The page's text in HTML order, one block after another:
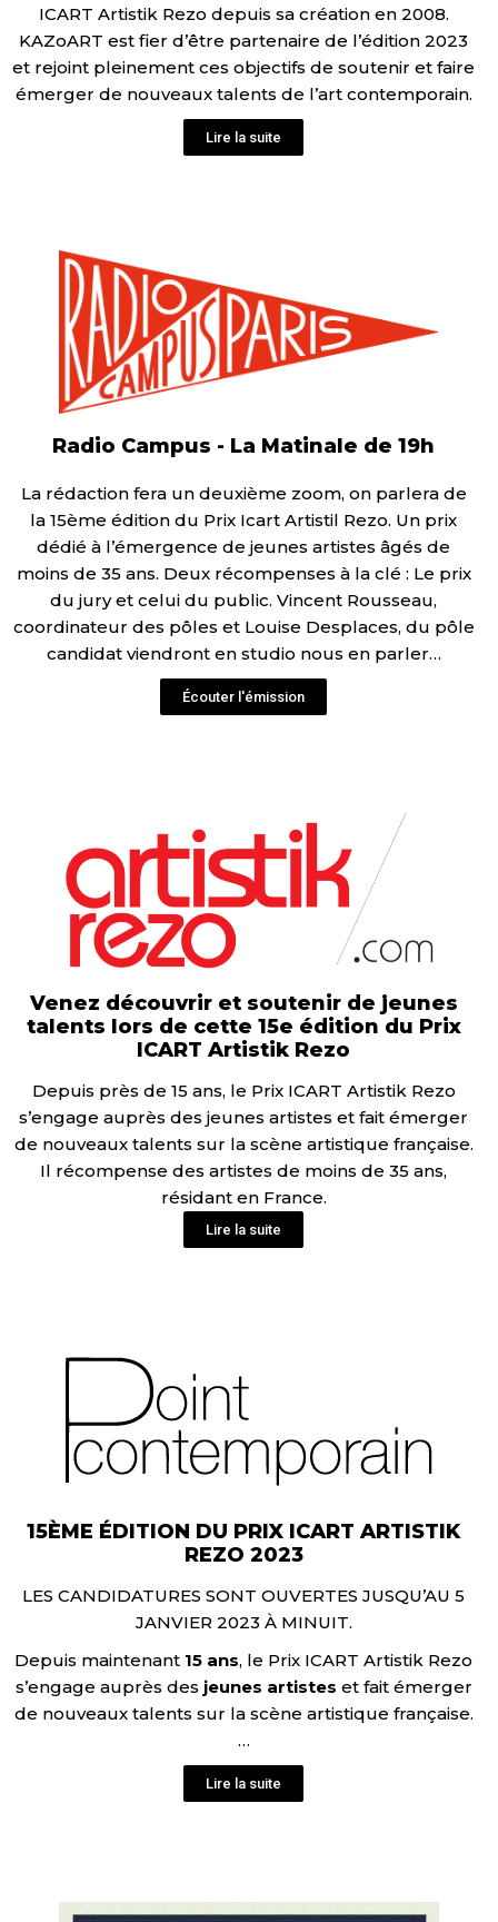
ICART Artistik Rezo depuis sa création en 2008.
KAZoART est fier d’être partenaire de l’édition 2023
et rejoint pleinement ces objectifs de soutenir et faire
émerger de nouveaux talents de l’art contemporain.
Lire la suite
Radio Campus - La Matinale de 19h
La rédaction fera un deuxième zoom, on parlera de
la 15ème édition du Prix Icart Artistil Rezo. Un prix
dédié à l’émergence de jeunes artistes âgés de
moins de 35 ans. Deux récompenses à la clé : Le prix
du jury et celui du public. Vincent Rousseau,
coordinateur des pôles et Louise Desplaces, du pôle
candidat viendront en studio nous en parler…
Écouter l'émission
Venez découvrir et soutenir de jeunes
talents lors de cette 15e édition du Prix
ICART Artistik Rezo
Depuis près de 15 ans, le Prix ICART Artistik Rezo
s’engage auprès des jeunes artistes et fait émerger
de nouveaux talents sur la scène artistique française.
Il récompense des artistes de moins de 35 ans,
résidant en France.
Lire la suite
15ÈME ÉDITION DU PRIX ICART ARTISTIK
REZO 2023
LES CANDIDATURES SONT OUVERTES JUSQU’AU 5
JANVIER 2023 À MINUIT.
Depuis maintenant 15 ans, le Prix ICART Artistik Rezo
s’engage auprès des jeunes artistes et fait émerger
de nouveaux talents sur la scène artistique française.
…
Lire la suite